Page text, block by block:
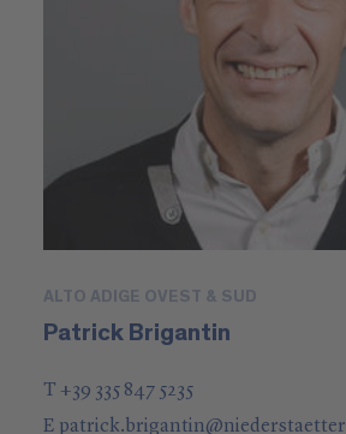
ALTO ADIGE OVEST & SUD
Patrick Brigantin
T +39 335 847 5235
E patrick.brigantin@niederstaetter